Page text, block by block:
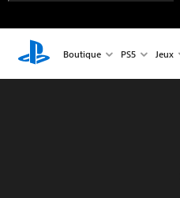
Boutique PS5 Jeux